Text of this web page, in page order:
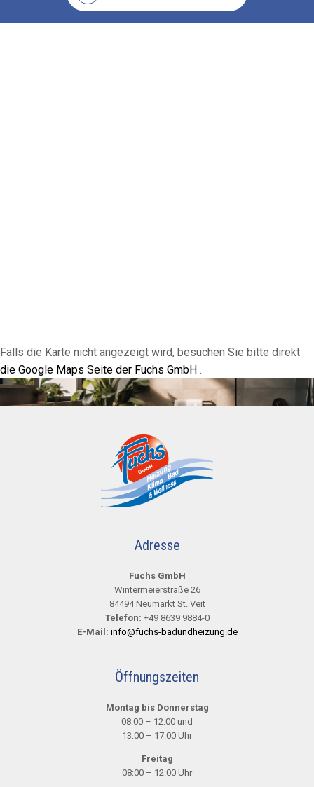
Falls die Karte nicht angezeigt wird, besuchen Sie bitte direkt
die Google Maps Seite der Fuchs GmbH .
Adresse
Fuchs GmbH
Wintermeierstraße 26
84494 Neumarkt St. Veit
Telefon: +49 8639 9884-0
E-Mail: info@fuchs-badundheizung.de
Öffnungszeiten
Montag bis Donnerstag
08:00 – 12:00 und
13:00 – 17:00 Uhr
Freitag
08:00 – 12:00 Uhr